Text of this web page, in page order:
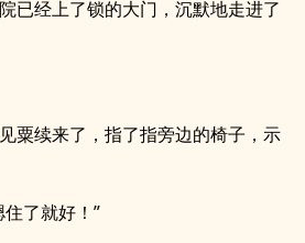
已经上了锁的大门，沉默地走进了
粟续来了，指了指旁边的椅子，示
了就好！”